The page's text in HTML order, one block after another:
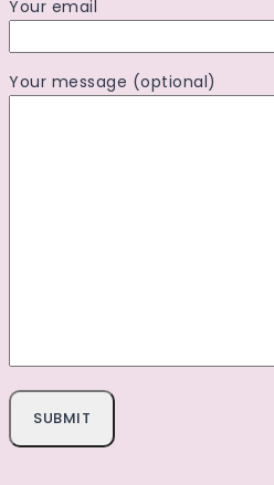
Your email
Your message (optional)